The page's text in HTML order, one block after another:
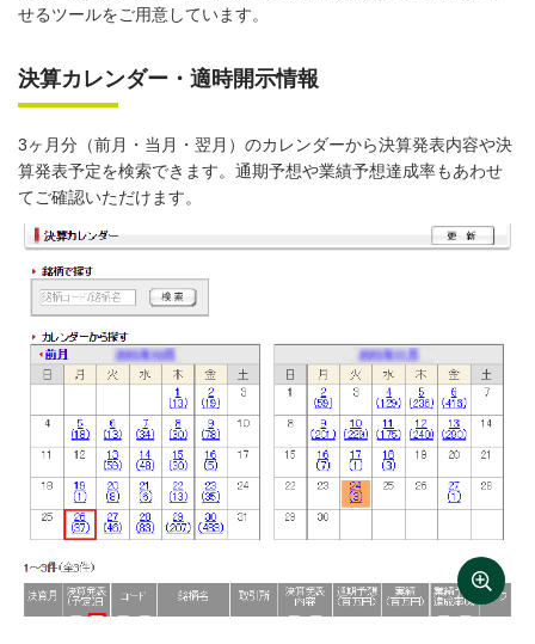
せるツールをご用意しています。
決算カレンダー・適時開示情報
3ヶ月分（前月・当月・翌月）のカレンダーから決算発表内容や決
算発表予定を検索できます。通期予想や業績予想達成率もあわせ
てご確認いただけます。